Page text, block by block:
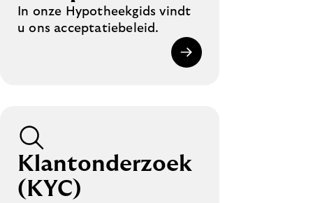
In onze Hypotheekgids vindt
u ons acceptatiebeleid.
Klantonderzoek
(KYC)